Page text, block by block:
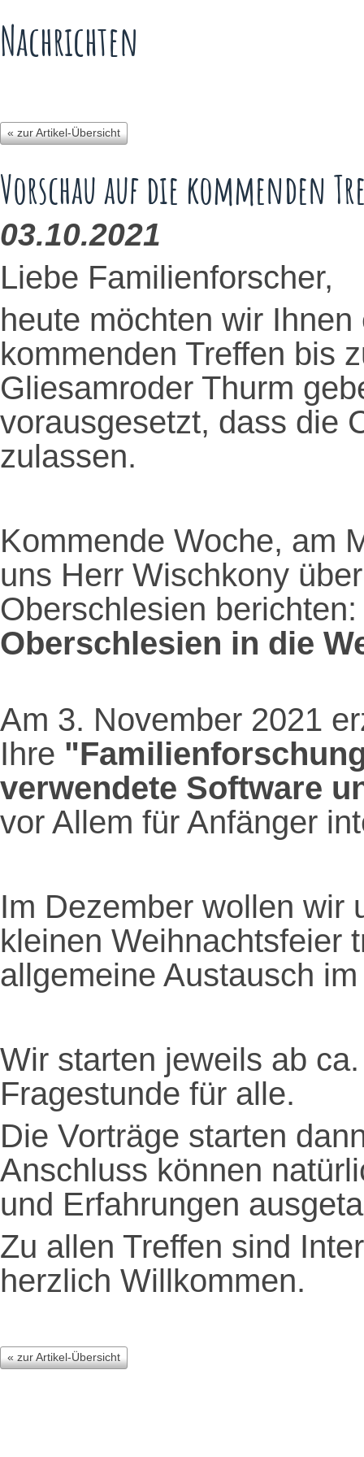
Nachrichten
« zur Artikel-Übersicht
Vorschau auf die kommenden
03.10.2021
Liebe Familienforscher,
heute möchten wir
kommenden Treffen bis
Gliesamroder Thurm
vorausgesetzt, dass die
zulassen.
Kommende Woche, am
uns Herr Wischkony
Oberschlesien
Oberschlesien in die
Am 3. November 2021
Ihre
verwendete Software
vor Allem für Anfänger
Im Dezember wollen wir
kleinen Weihnachtsfeier
allgemeine Austausch
Wir starten jeweils ab
Fragestunde für alle.
Die Vorträge starten
Anschluss können
und Erfahrungen
Zu allen Treffen sind
herzlich Willkommen.
« zur Artikel-Übersicht